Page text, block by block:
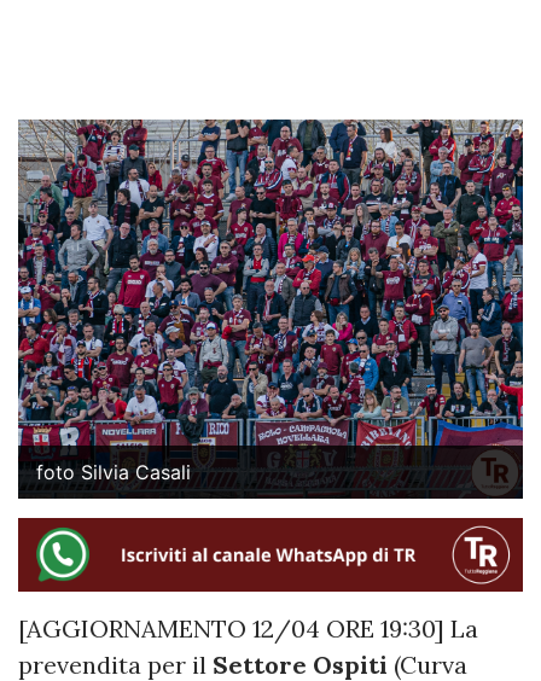
foto Silvia Casali
[AGGIORNAMENTO 12/04 ORE 19:30] La
prevendita per il Settore Ospiti (Curva